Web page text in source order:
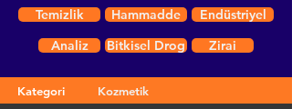
Temizlik
Hammadde
Endüstriyel
Analiz
Bitkisel Drog Zirai
Kategori
Kozmetik